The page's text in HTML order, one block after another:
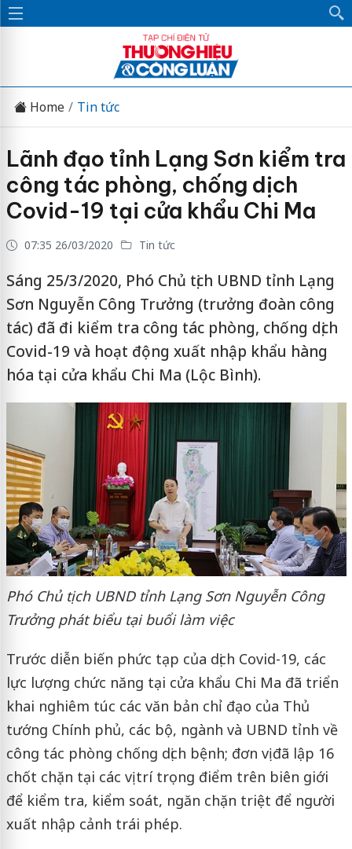
Home Tin tức
Lãnh đạo tỉnh Lạng Sơn kiểm tra
công tác phòng, chống dịch
Covid-19 tại cửa khẩu Chi Ma
07:35 26/03/2020 Tin tức
Sáng 25/3/2020, Phó Chủ tịch UBND tỉnh Lạng
Sơn Nguyễn Công Trưởng (trưởng đoàn công
tác) đã đi kiểm tra công tác phòng, chống dịch
Covid-19 và hoạt động xuất nhập khẩu hàng
hóa tại cửa khẩu Chi Ma (Lộc Bình).
Phó Chủ tịch UBND tỉnh Lạng Sơn Nguyễn Công
Trưởng phát biểu tại buổi làm việc
Trước diễn biến phức tạp của dịch Covid-19, các
lực lượng chức năng tại cửa khẩu Chi Ma đã triển
khai nghiêm túc các văn bản chỉ đạo của Thủ
tướng Chính phủ, các bộ, ngành và UBND tỉnh về
công tác phòng chống dịch bệnh; đơn vị đã lập 16
chốt chặn tại các vị trí trọng điểm trên biên giới
để kiểm tra, kiểm soát, ngăn chặn triệt để người
xuất nhập cảnh trái phép.